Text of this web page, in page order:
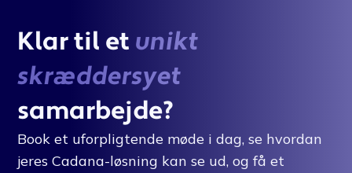
Klar til et unikt
skræddersyet
samarbejde?
Book et uforpligtende møde i dag, se hvordan
jeres Cadana-løsning kan se ud, og få et